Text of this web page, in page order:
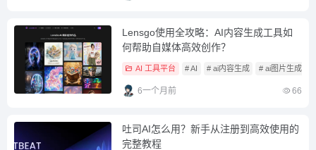
Lensgo使用全攻略：AI内容生成工具如
何帮助自媒体高效创作？
AI 工具平台 # AI # ai内容生成 # ai图片生成
6一个月前 66
吐司AI怎么用？新手从注册到高效使用的
完整教程